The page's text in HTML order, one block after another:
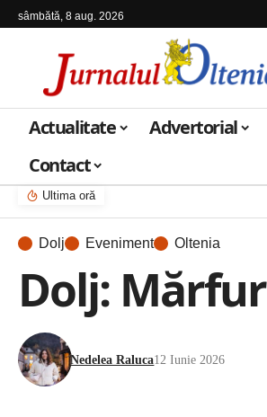
sâmbătă, 8 aug. 2026
Actualitate Advertorial
Contact
Ultima oră
Dolj Eveniment Oltenia
Dolj:
Nedelea Raluca12 Iunie 2026